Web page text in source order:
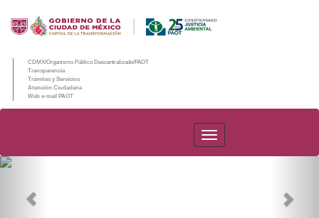
CDMX/Organismo Público Descentralizado/PAOT
Transparencia
Trámites y Servicios
Atención Ciudadana
Web e-mail PAOT
PAOT